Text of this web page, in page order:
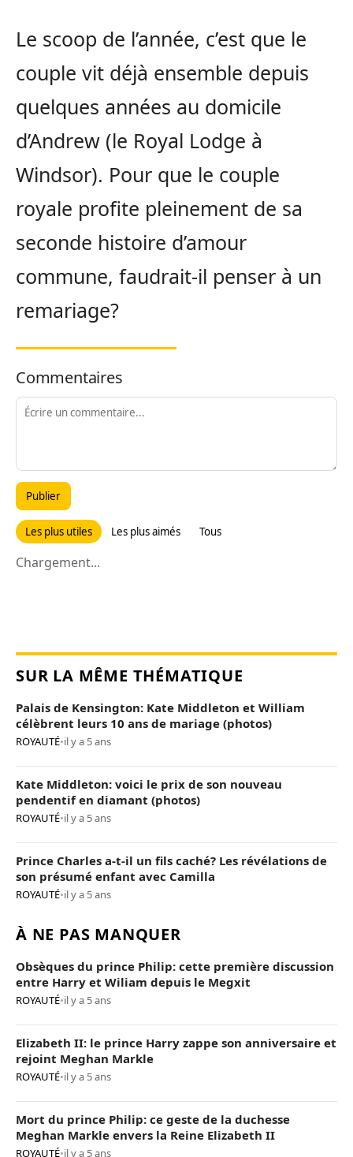
Le scoop de l’année, c’est que le
couple vit déjà ensemble depuis
quelques années au domicile
d’Andrew (le Royal Lodge à
Windsor). Pour que le couple
royale profite pleinement de sa
seconde histoire d’amour
commune, faudrait-il penser à un
remariage?
Commentaires
Publier
Les plus utiles Les plus aimés Tous
Chargement...
SUR LA MÊME THÉMATIQUE
Palais de Kensington: Kate Middleton et William
célèbrent leurs 10 ans de mariage (photos)
ROYAUTÉ•il y a 5 ans
Kate Middleton: voici le prix de son nouveau
pendentif en diamant (photos)
ROYAUTÉ•il y a 5 ans
Prince Charles a-t-il un fils caché? Les révélations de
son présumé enfant avec Camilla
ROYAUTÉ•il y a 5 ans
À NE PAS MANQUER
Obsèques du prince Philip: cette première discussion
entre Harry et Wiliam depuis le Megxit
ROYAUTÉ•il y a 5 ans
Elizabeth II: le prince Harry zappe son anniversaire et
rejoint Meghan Markle
ROYAUTÉ•il y a 5 ans
Mort du prince Philip: ce geste de la duchesse
Meghan Markle envers la Reine Elizabeth II
ROYAUTÉ•il y a 5 ans